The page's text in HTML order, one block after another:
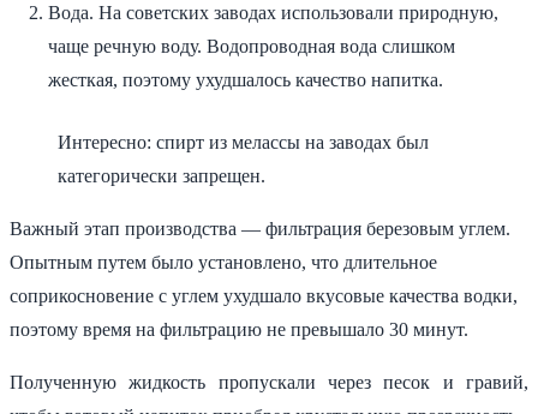
Вода. На советских заводах использовали природную,
чаще речную воду. Водопроводная вода слишком
жесткая, поэтому ухудшалось качество напитка.
Интересно: спирт из мелассы на заводах был
категорически запрещен.
Важный этап производства — фильтрация березовым углем.
Опытным путем было установлено, что длительное
соприкосновение с углем ухудшало вкусовые качества водки,
поэтому время на фильтрацию не превышало 30 минут.
Полученную жидкость пропускали через песок и гравий,